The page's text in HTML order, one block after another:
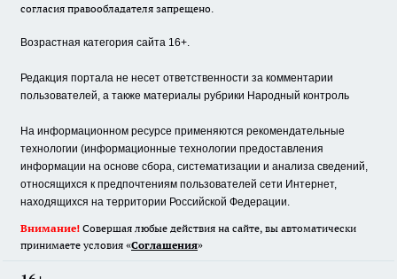
согласия правообладателя запрещено.
Возрастная категория сайта 16+.
Редакция портала не несет ответственности за комментарии
пользователей, а также материалы рубрики Народный контроль
На информационном ресурсе применяются рекомендательные
технологии (информационные технологии предоставления
информации на основе сбора, систематизации и анализа сведений,
относящихся к предпочтениям пользователей сети Интернет,
находящихся на территории Российской Федерации.
Внимание! Совершая любые действия на сайте, вы автоматически
принимаете условия «Cоглашения»